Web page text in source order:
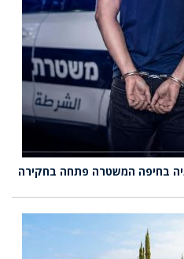
בחיפה המשטרה פתחה בחקירה